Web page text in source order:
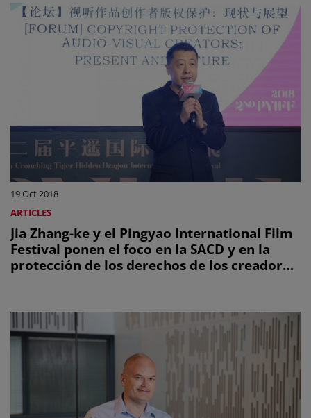
19 Oct 2018
ARTICLES
Jia Zhang-ke y el Pingyao International Film
Festival ponen el foco en la SACD y en la
protección de los derechos de los creadores